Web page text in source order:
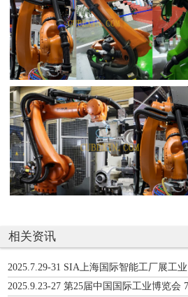
相关资讯
2025.7.29-31 SIA上海国际智能工厂展工
临 3-C04
2025.9.23-27 第25届中国国际工业博览会